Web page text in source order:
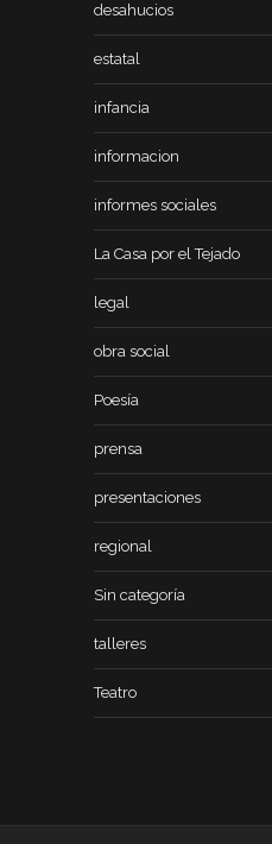
desahucios
estatal
infancia
informacion
informes sociales
La Casa por el Tejado
legal
obra social
Poesía
prensa
presentaciones
regional
Sin categoría
talleres
Teatro